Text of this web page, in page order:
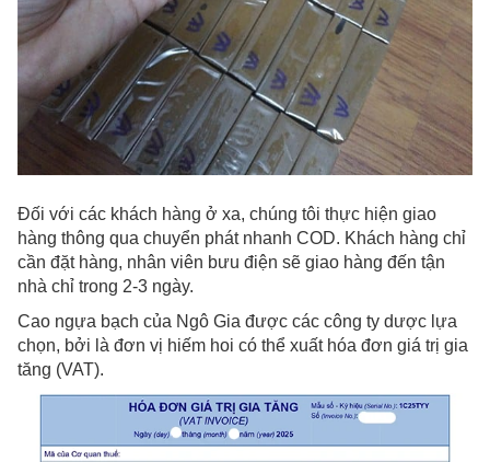
Đối với các khách hàng ở xa, chúng tôi thực hiện giao
hàng thông qua chuyển phát nhanh COD. Khách hàng chỉ
cần đặt hàng, nhân viên bưu điện sẽ giao hàng đến tận
nhà chỉ trong 2-3 ngày.
Cao ngựa bạch của Ngô Gia được các công ty dược lựa
chọn, bởi là đơn vị hiếm hoi có thể xuất hóa đơn giá trị gia
tăng (VAT).